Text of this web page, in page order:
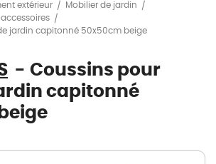
extérieur
Mobilier de jardin
jardin capitonné 50x50cm beige
Coussins pour
capitonné